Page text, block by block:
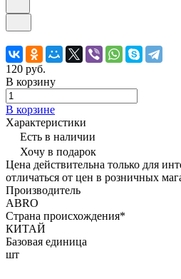
120 руб.
В корзину
В корзине
Характеристики
Есть в наличии
Хочу в подарок
Цена действительна только для
отличаться от цен в розничных
Производитель
ABRO
Страна происхождения*
КИТАЙ
Базовая единица
шт